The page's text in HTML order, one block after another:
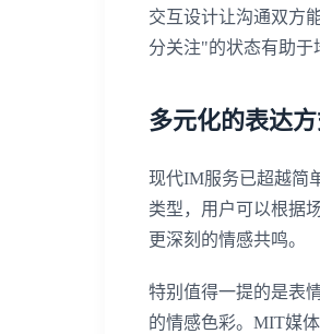
交互设计让沟通双方
分关注"的状态有助于
多元化的表达
现代IM服务已超越简
类型，用户可以根据
更深刻的情感共鸣。
特别值得一提的是表
的情感色彩。MIT媒